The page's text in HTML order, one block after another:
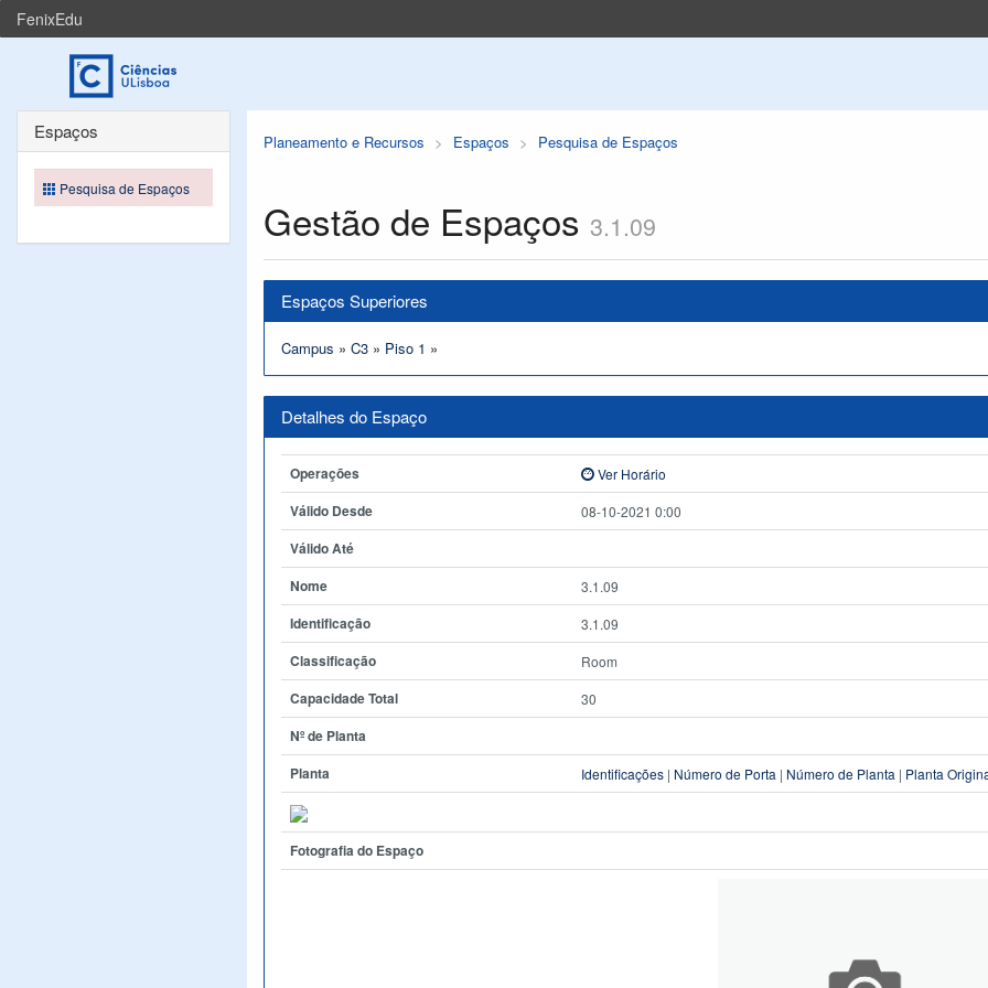
FenixEdu
Planeamento e Recursos Espaços Pesquisa de Espaços
Gestão de Espaços 3.1.09
Espaços Superiores
Campus » C3 » Piso 1 »
Detalhes do Espaço
Operações Ver Horário
Válido Desde 08-10-2021 0:00
Válido Até
Nome
3.1.09
Identificação 3.1.09
Classificação Room
Capacidade Total 30
Nº de Planta
Planta
Identificações | Número de Porta | Número de Planta | Planta
Fotografia do Espaço
Espaços
Pesquisa de Espaços